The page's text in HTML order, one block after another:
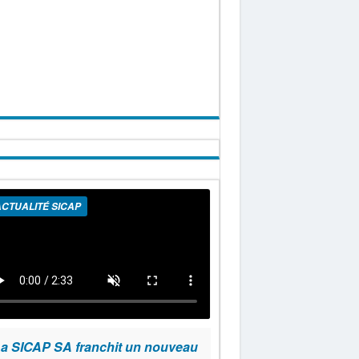
SICAP
SICAP SA franchit un nouveau